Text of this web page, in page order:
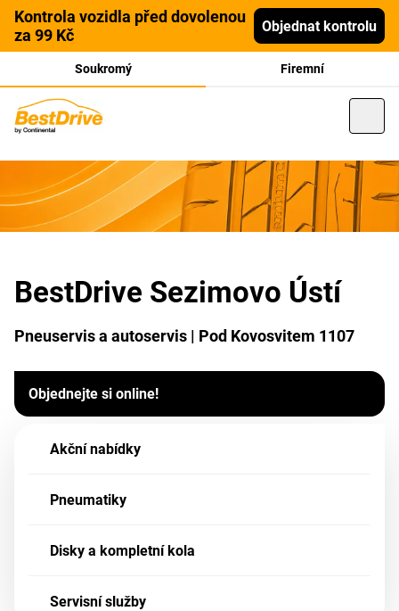
Kontrola vozidla před dovolenou
za 99 Kč
Objednat kontrolu
Soukromý Firemní
BestDrive Sezimovo Ústí
Pneuservis a autoservis | Pod Kovosvitem 1107
Objednejte si online!
Akční nabídky
Pneumatiky
Disky a kompletní kola
Servisní služby